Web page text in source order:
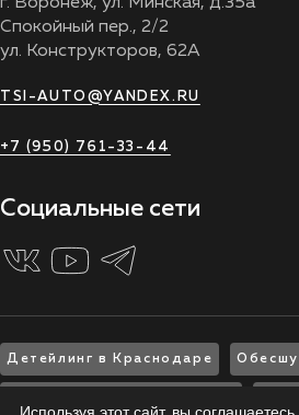
г. Воронеж, ул. Минская, д.35а
Спокойный пер., 2/2
ул. Конструкторов, 62А
TSI-AUTO@YANDEX.RU
+7 (950) 761-33-44
Социальные сети
Детейлинг в Краснодаре